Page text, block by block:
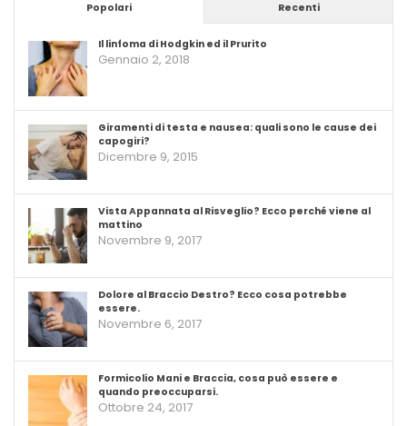
Popolari Recenti
Il linfoma di Hodgkin ed il Prurito
Gennaio 2, 2018
Giramenti di testa e nausea: quali sono le cause dei
capogiri?
Dicembre 9, 2015
Vista Appannata al Risveglio? Ecco perché viene al
mattino
Novembre 9, 2017
Dolore al Braccio Destro? Ecco cosa potrebbe
essere.
Novembre 6, 2017
Formicolio Mani e Braccia, cosa può essere e
quando preoccuparsi.
Ottobre 24, 2017